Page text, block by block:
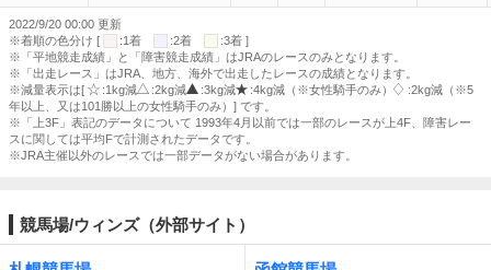
2022/9/20 00:00 更新
※着順の色分け [
:1着 :2着
:3着 ]
※「平地競走成績」と「障害競走成績」はJRAのレースのみとなります。
※「出走レース」はJRA、地方、海外で出走したレースの成績となります。
※減量表示は[
:1kg減 :2kg減 :3kg減 :4kg減（※女性騎手のみ）
:2kg減（※5
年以上、又は101勝以上の女性騎手のみ）] です。
※「上3F」表記のデータについて 1993年4月以前では一部のレースが上4F、障害レー
スに関しては平均Fで計測されたデータです。
※JRA主催以外のレースでは一部データがない場合があります。
競馬場/ウィンズ（外部サイト）